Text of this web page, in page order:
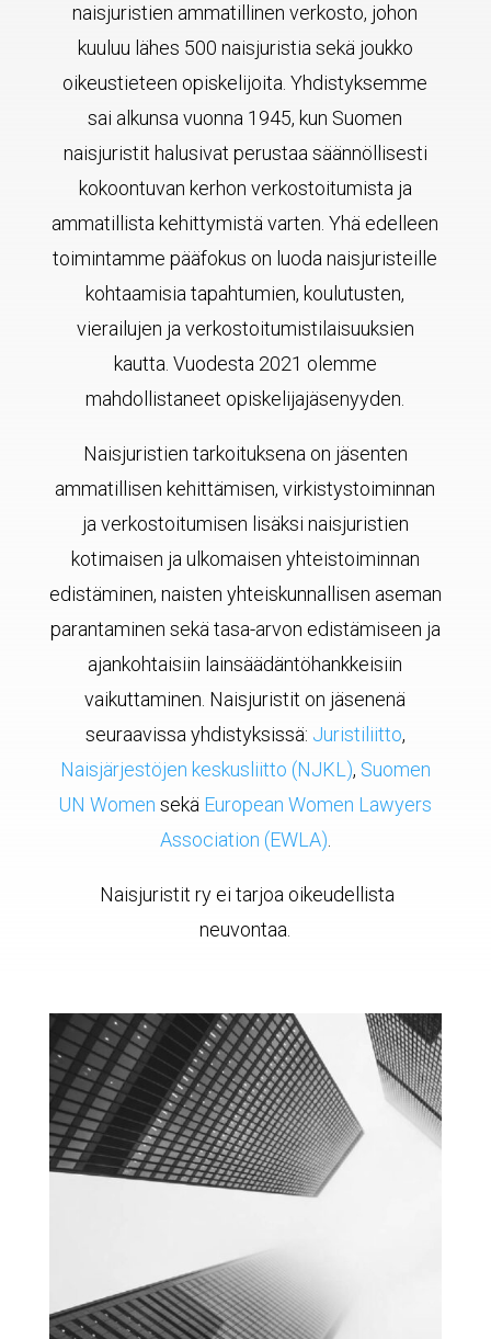
naisjuristien ammatillinen verkosto, johon
kuuluu lähes 500 naisjuristia sekä joukko
oikeustieteen opiskelijoita. Yhdistyksemme
sai alkunsa vuonna 1945, kun Suomen
naisjuristit halusivat perustaa säännöllisesti
kokoontuvan kerhon verkostoitumista ja
ammatillista kehittymistä varten. Yhä edelleen
toimintamme pääfokus on luoda naisjuristeille
kohtaamisia tapahtumien, koulutusten,
vierailujen ja verkostoitumistilaisuuksien
kautta. Vuodesta 2021 olemme
mahdollistaneet opiskelijajäsenyyden.
Naisjuristien tarkoituksena on jäsenten
ammatillisen kehittämisen, virkistystoiminnan
ja verkostoitumisen lisäksi naisjuristien
kotimaisen ja ulkomaisen yhteistoiminnan
edistäminen, naisten yhteiskunnallisen aseman
parantaminen sekä tasa-arvon edistämiseen ja
ajankohtaisiin lainsäädäntöhankkeisiin
vaikuttaminen. Naisjuristit on jäsenenä
seuraavissa yhdistyksissä: Juristiliitto,
Naisjärjestöjen keskusliitto (NJKL), Suomen
UN Women sekä European Women Lawyers
Association (EWLA).
Naisjuristit ry ei tarjoa oikeudellista
neuvontaa.